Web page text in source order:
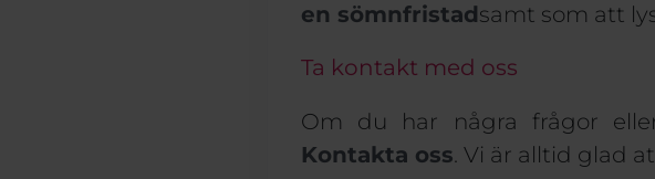
en sömnfristadsamt som att
Ta kontakt med oss
Om du har några frågor
Kontakta oss. Vi är alltid glad